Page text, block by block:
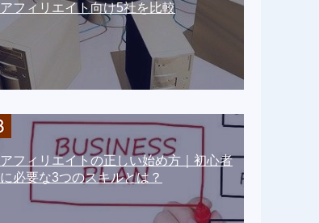
アフィリエイト向け5社を比較
アフィリエイトの正しい始め方｜初心者
に必要な3つのスキルとは？